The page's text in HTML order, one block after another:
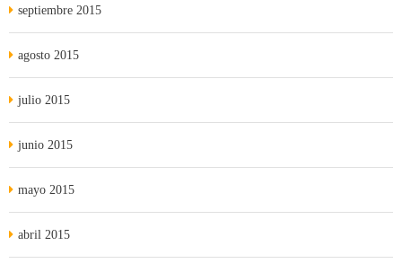
septiembre 2015
agosto 2015
julio 2015
junio 2015
mayo 2015
abril 2015